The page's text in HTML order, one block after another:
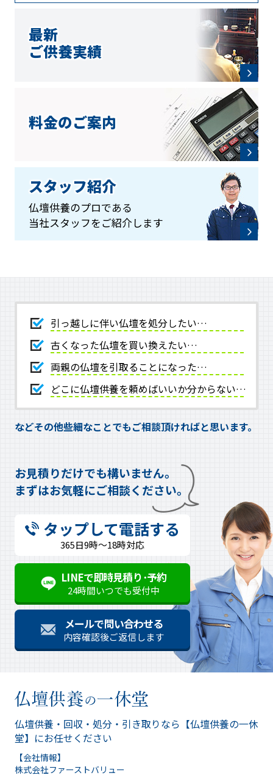
最新
ご供養実績
料金のご案内
スタッフ紹介
仏壇供養のプロである
当社スタッフをご紹介します
引っ越しに伴い仏壇を処分したい…
古くなった仏壇を買い換えたい…
両親の仏壇を引取ることになった…
どこに仏壇供養を頼めばいいか分からない…
などその他些細なことでもご相談頂ければと思います。
お見積りだけでも構いません。
まずはお気軽にご相談ください。
タップして電話する
365日9時～18時対応
LINEで即時見積り･予約
24時間いつでも受付中
メールで問い合わせる
内容確認後ご返信します
仏壇供養・回収・処分・引き取りなら 【仏壇供養の一休
堂】にお任せください
【会社情報】
株式会社ファーストバリュー